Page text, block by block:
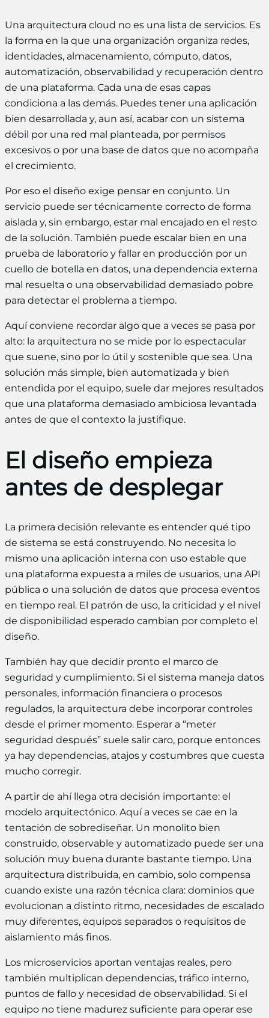
Una arquitectura cloud no es una lista de servicios. Es
la forma en la que una organización organiza redes,
identidades, almacenamiento, cómputo, datos,
automatización, observabilidad y recuperación dentro
de una plataforma. Cada una de esas capas
condiciona a las demás. Puedes tener una aplicación
bien desarrollada y, aun así, acabar con un sistema
débil por una red mal planteada, por permisos
excesivos o por una base de datos que no acompaña
el crecimiento.
Por eso el diseño exige pensar en conjunto. Un
servicio puede ser técnicamente correcto de forma
aislada y, sin embargo, estar mal encajado en el resto
de la solución. También puede escalar bien en una
prueba de laboratorio y fallar en producción por un
cuello de botella en datos, una dependencia externa
mal resuelta o una observabilidad demasiado pobre
para detectar el problema a tiempo.
Aquí conviene recordar algo que a veces se pasa por
alto: la arquitectura no se mide por lo espectacular
que suene, sino por lo útil y sostenible que sea. Una
solución más simple, bien automatizada y bien
entendida por el equipo, suele dar mejores resultados
que una plataforma demasiado ambiciosa levantada
antes de que el contexto la justifique.
El diseño empieza
antes de desplegar
La primera decisión relevante es entender qué tipo
de sistema se está construyendo. No necesita lo
mismo una aplicación interna con uso estable que
una plataforma expuesta a miles de usuarios, una API
pública o una solución de datos que procesa eventos
en tiempo real. El patrón de uso, la criticidad y el nivel
de disponibilidad esperado cambian por completo el
diseño.
También hay que decidir pronto el marco de
seguridad y cumplimiento. Si el sistema maneja datos
personales, información financiera o procesos
regulados, la arquitectura debe incorporar controles
desde el primer momento. Esperar a “meter
seguridad después” suele salir caro, porque entonces
ya hay dependencias, atajos y costumbres que cuesta
mucho corregir.
A partir de ahí llega otra decisión importante: el
modelo arquitectónico. Aquí a veces se cae en la
tentación de sobrediseñar. Un monolito bien
construido, observable y automatizado puede ser una
solución muy buena durante bastante tiempo. Una
arquitectura distribuida, en cambio, solo compensa
cuando existe una razón técnica clara: dominios que
evolucionan a distinto ritmo, necesidades de escalado
muy diferentes, equipos separados o requisitos de
aislamiento más finos.
Los microservicios aportan ventajas reales, pero
también multiplican dependencias, tráfico interno,
puntos de fallo y necesidad de observabilidad. Si el
equipo no tiene madurez suficiente para operar ese